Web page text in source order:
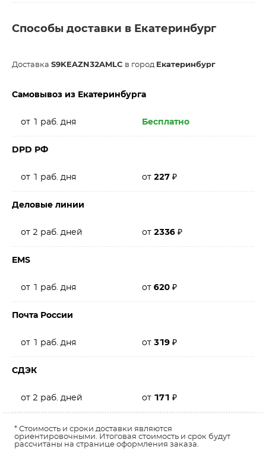
Способы доставки в Екатеринбург
Доставка S9KEAZN32AMLC в город Екатеринбург
Самовывоз из Екатеринбурга
от 1 раб. дня Бесплатно
DPD РФ
от 1 раб. дня от 227 ₽
Деловые линии
от 2 раб. дней от 2336 ₽
EMS
от 1 раб. дня от 620 ₽
Почта России
от 1 раб. дня от 319 ₽
СДЭК
от 2 раб. дней от 171 ₽
* Стоимость и сроки доставки являются
ориентировочными. Итоговая стоимость и срок будут
рассчитаны на странице оформления заказа.